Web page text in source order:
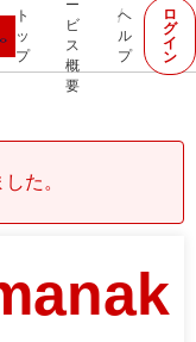
ト
ッ
プ
ー
ビ
ス
概
要
ヘ
ル
プ
ロ
グ
イ
ン
た。